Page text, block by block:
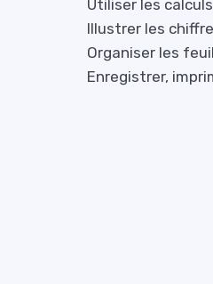
Utiliser les
Illustrer les
Organiser les
Enregistrer,